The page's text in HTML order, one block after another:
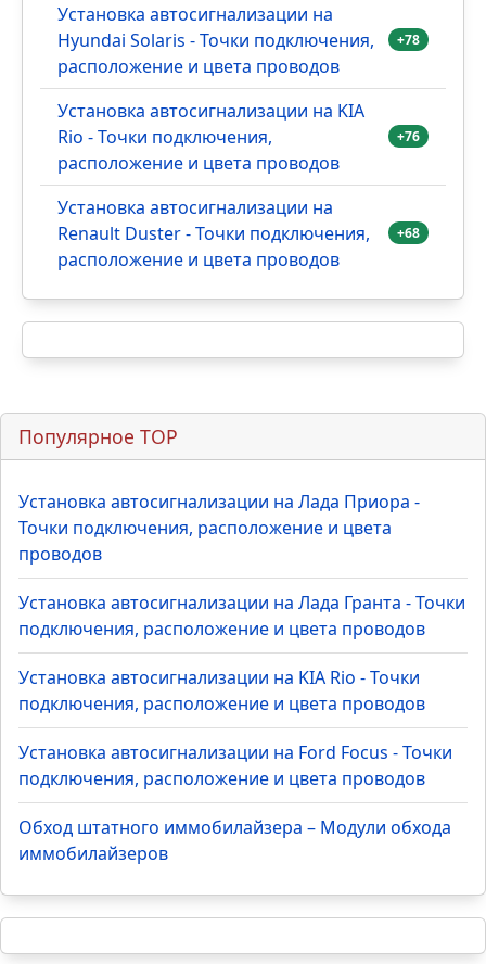
Установка автосигнализации на
Hyundai Solaris - Точки подключения,
расположение и цвета проводов
+78
Установка автосигнализации на KIA
Rio - Точки подключения,
расположение и цвета проводов
+76
Установка автосигнализации на
Renault Duster - Точки подключения,
расположение и цвета проводов
+68
Популярное TOP
Установка автосигнализации на Лада Приора -
Точки подключения, расположение и цвета
проводов
Установка автосигнализации на Лада Гранта - Точки
подключения, расположение и цвета проводов
Установка автосигнализации на KIA Rio - Точки
подключения, расположение и цвета проводов
Установка автосигнализации на Ford Focus - Точки
подключения, расположение и цвета проводов
Обход штатного иммобилайзера – Модули обхода
иммобилайзеров